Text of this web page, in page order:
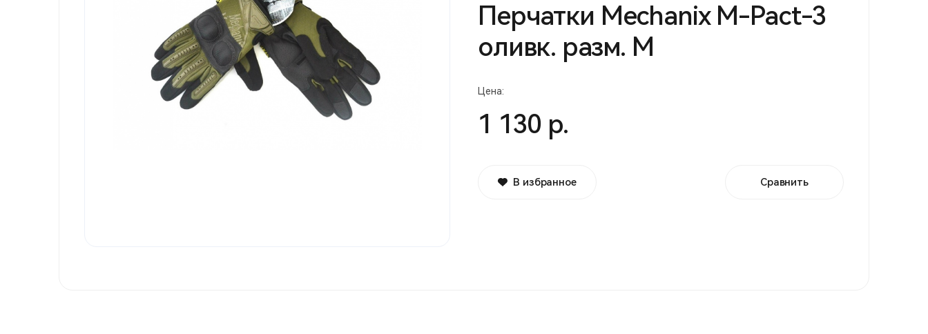
Перчатки Mechanix M-Pact-3
оливк. разм. М
Цена:
1 130 р.
В избранное Сравнить